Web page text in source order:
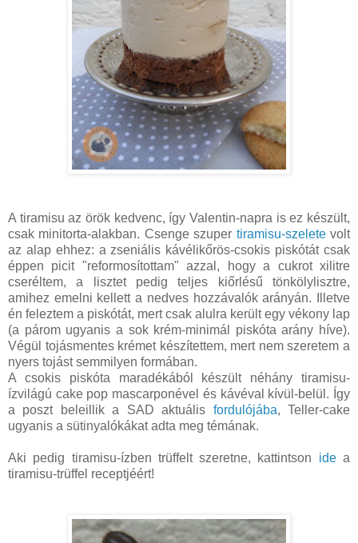
A tiramisu az örök kedvenc, így Valentin-napra is ez készült,
csak minitorta-alakban. Csenge szuper tiramisu-szeletevolt
az alap ehhez: a zseniális kávélikőrös-csokis piskótát csak
éppen picit "reformosítottam" azzal, hogy a cukrot xilitre
cseréltem, a lisztet pedig teljes kiőrlésű tönkölylisztre,
amihez emelni kellett a nedves hozzávalók arányán. Illetve
én feleztem a piskótát, mert csak alulra került egy vékony lap
(a párom ugyanis a sok krém-minimál piskóta arány híve).
Végül tojásmentes krémet készítettem, mert nem szeretem a
nyers tojást semmilyen formában.
A csokis piskóta maradékából készült néhány tiramisu-
ízvilágú cake pop mascarponével és kávéval kívül-belül. Így
a poszt beleillik a SAD aktuális fordulójába, Teller-cake
ugyanis a sütinyalókákat adta meg témának.
Aki pedig tiramisu-ízben trüffelt szeretne, kattintson idea
tiramisu-trüffel receptjéért!